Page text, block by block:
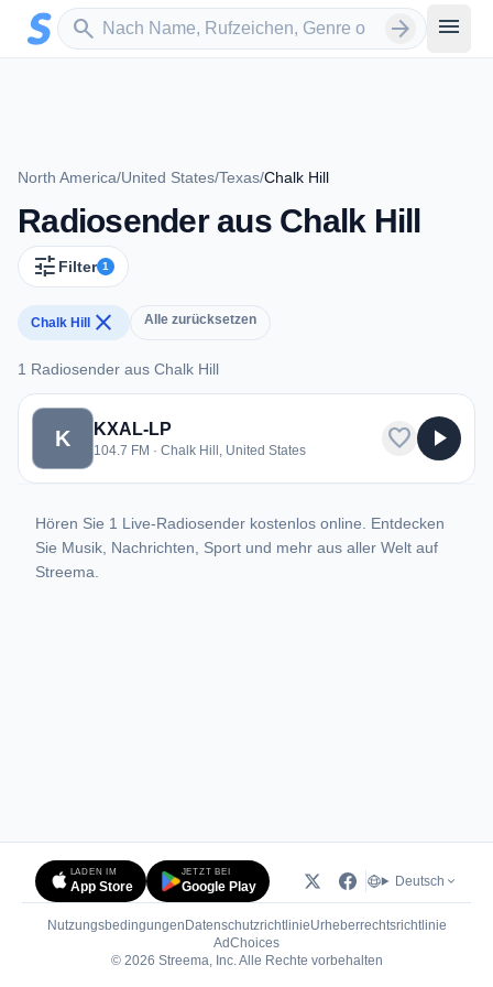
Zum Hauptinhalt springen
search
Sender suchen arrow_forward menu
North America/United States/Texas/Chalk Hill
Radiosender aus Chalk Hill
tune Filter 1
Chalk Hill close Alle zurücksetzen
1 Radiosender aus Chalk Hill
1 Radiosender aus Chalk Hill
K KXAL-LP
104.7 FM · Chalk Hill, United States favorite play_arrow
Hören Sie 1 Live-Radiosender kostenlos online. Entdecken
Sie Musik, Nachrichten, Sport und mehr aus aller Welt auf
Streema.
LADEN IM
App Store
JETZT BEI
Google Play Deutsch
Nutzungsbedingungen DatenschutzrichtlinieUrheberrechtsrichtlinie
AdChoices(öffnet in neuem Tab)
© 2026 Streema, Inc. Alle Rechte vorbehalten